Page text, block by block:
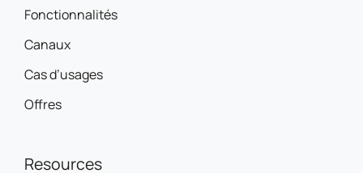
Fonctionnalités
Canaux
Cas d’usages
Offres
Resources